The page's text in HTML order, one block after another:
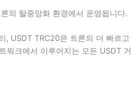
의 탈중앙화 환경에서 운영됩니다.
USDT TRC20은 트론의 더 빠르
크에서 이루어지는 모든 USDT